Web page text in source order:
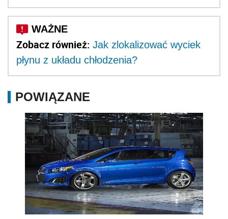
Zobacz również: Jak zlokalizować wyciek
płynu z układu chłodzenia?
POWIĄZANE